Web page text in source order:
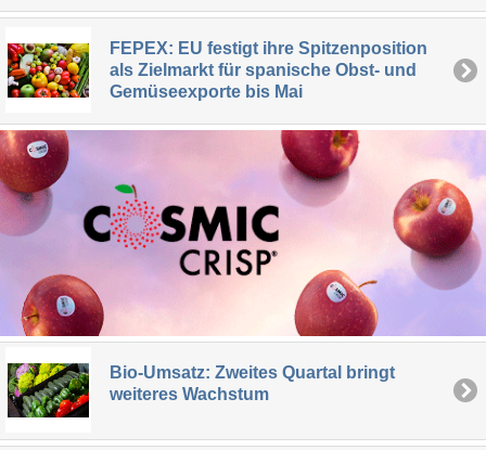
FEPEX: EU festigt ihre Spitzenposition
als Zielmarkt für spanische Obst- und
Gemüseexporte bis Mai
Bio-Umsatz: Zweites Quartal bringt
weiteres Wachstum